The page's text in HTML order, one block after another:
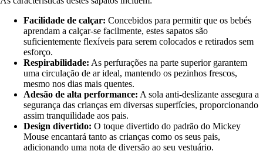
Facilidade de calçar: Concebidos para permitir que os bebés
aprendam a calçar-se facilmente, estes sapatos são
suficientemente flexíveis para serem colocados e retirados sem
esforço.
Respirabilidade: As perfurações na parte superior garantem
uma circulação de ar ideal, mantendo os pezinhos frescos,
mesmo nos dias mais quentes.
Adesão de alta performance: A sola anti-deslizante assegura a
segurança das crianças em diversas superfícies, proporcionando
assim tranquilidade aos pais.
Design divertido: O toque divertido do padrão do Mickey
Mouse encantará tanto as crianças como os seus pais,
adicionando uma nota de diversão ao seu vestuário.